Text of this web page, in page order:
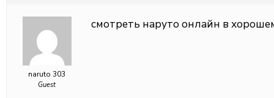
naruto 303
Guest
смотреть наруто онлайн в